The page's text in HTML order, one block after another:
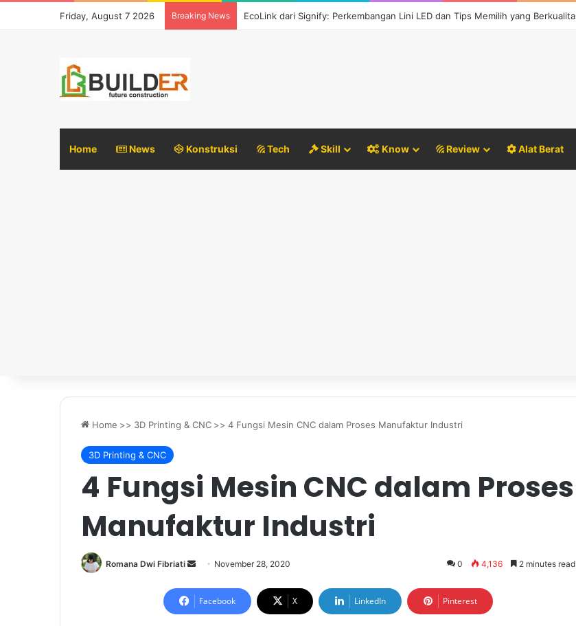
Friday, August 7 2026 Breaking News Persyaratan Desain Pondasi Sebelum Groundbreaking Konstruksi
Home News Konstruksi Tech Skill Know Review Alat Berat
Home >> 3D Printing & CNC >> 4 Fungsi Mesin CNC dalam Proses Manufaktur Industri
3D Printing & CNC
4 Fungsi Mesin CNC dalam Proses
Manufaktur Industri
Romana Dwi Fibriati
Send
email
November 28, 2020 0 4,136 2 minutes read
Facebook X LinkedIn Pinterest